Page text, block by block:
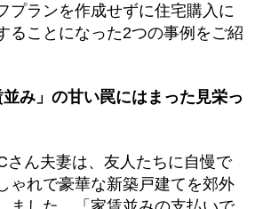
プランを作成せずに住宅購入に
ることになった2つの事例をご紹
並み」の甘い罠にはまった見栄っ
さん夫妻は、友人たちに自慢で
ゃれで豪華な新築戸建てを郊外